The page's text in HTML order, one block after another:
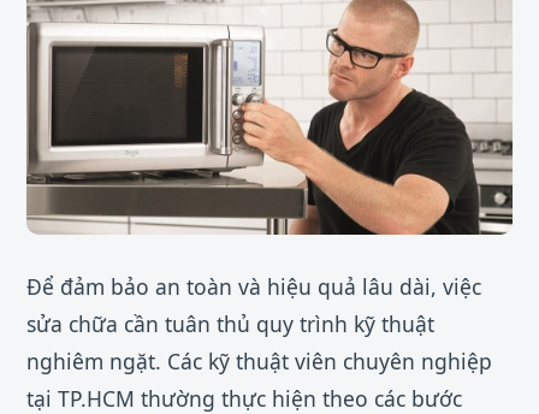
Để đảm bảo an toàn và hiệu quả lâu dài, việc
sửa chữa cần tuân thủ quy trình kỹ thuật
nghiêm ngặt. Các kỹ thuật viên chuyên nghiệp
tại TP.HCM thường thực hiện theo các bước